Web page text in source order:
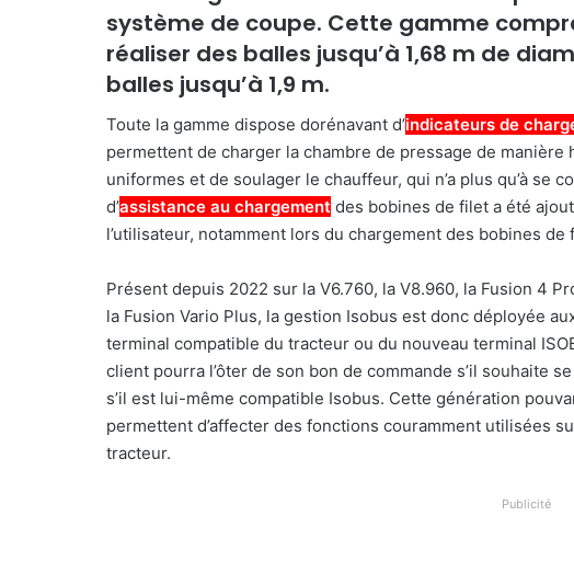
système de coupe. Cette gamme
réaliser des balles jusqu’à 1,68 m de
balles jusqu’à 1,9 m.
Toute la gamme dispose dorénavant d’indicateurs de
permettent de charger la chambre de pressage de
uniformes et de soulager le chauffeur, qui n’a plus qu’à se
d’assistance au chargement des bobines de filet a été
l’utilisateur, notamment lors du chargement des bobines de
Présent depuis 2022 sur la V6.760, la V8.960, la Fusion 4
la Fusion Vario Plus, la gestion Isobus est donc déployée
terminal compatible du tracteur ou du nouveau terminal
client pourra l’ôter de son bon de commande s’il souhaite
s’il est lui-même compatible Isobus. Cette génération
permettent d’affecter des fonctions couramment utilisées
tracteur.
Publicité